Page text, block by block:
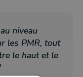
niveau
les PMR, tout
le haut et le